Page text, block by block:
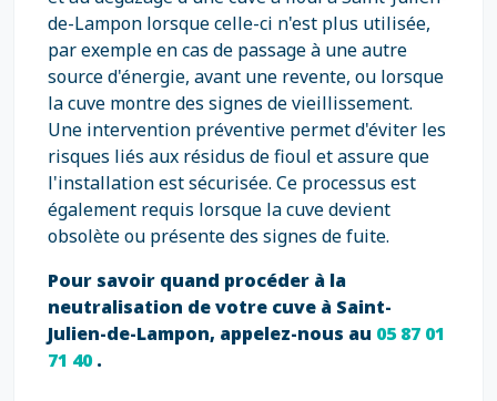
de-Lampon lorsque celle-ci n'est plus utilisée,
par exemple en cas de passage à une autre
source d'énergie, avant une revente, ou lorsque
la cuve montre des signes de vieillissement.
Une intervention préventive permet d'éviter les
risques liés aux résidus de fioul et assure que
l'installation est sécurisée. Ce processus est
également requis lorsque la cuve devient
obsolète ou présente des signes de fuite.
Pour savoir quand procéder à la
neutralisation de votre cuve à Saint-
Julien-de-Lampon, appelez-nous au 05 87 01
71 40.